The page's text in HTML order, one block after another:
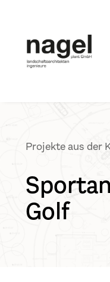
Projekte aus der
Golf